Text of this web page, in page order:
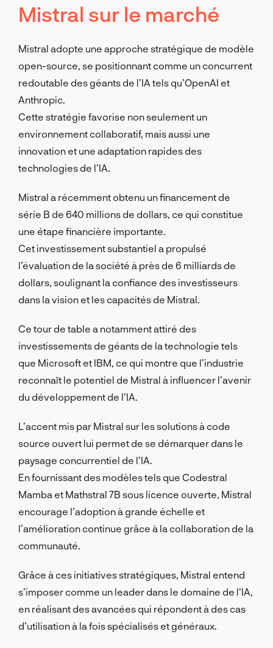
Mistral sur le marché
Mistral adopte une approche stratégique de modèle
open-source, se positionnant comme un concurrent
redoutable des géants de l’IA tels qu’OpenAI et
Anthropic.
Cette stratégie favorise non seulement un
environnement collaboratif, mais aussi une
innovation et une adaptation rapides des
technologies de l’IA.
Mistral a récemment obtenu un financement de
série B de 640 millions de dollars, ce qui constitue
une étape financière importante.
Cet investissement substantiel a propulsé
l’évaluation de la société à près de 6 milliards de
dollars, soulignant la confiance des investisseurs
dans la vision et les capacités de Mistral.
Ce tour de table a notamment attiré des
investissements de géants de la technologie tels
que Microsoft et IBM, ce qui montre que l’industrie
reconnaît le potentiel de Mistral à influencer l’avenir
du développement de l’IA.
L’accent mis par Mistral sur les solutions à code
source ouvert lui permet de se démarquer dans le
paysage concurrentiel de l’IA.
En fournissant des modèles tels que Codestral
Mamba et Mathstral 7B sous licence ouverte, Mistral
encourage l’adoption à grande échelle et
l’amélioration continue grâce à la collaboration de la
communauté.
Grâce à ces initiatives stratégiques, Mistral entend
s’imposer comme un leader dans le domaine de l’IA,
en réalisant des avancées qui répondent à des cas
d’utilisation à la fois spécialisés et généraux.